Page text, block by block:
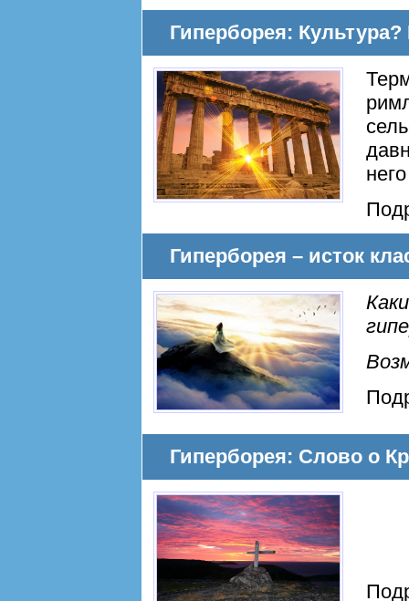
Гиперборея: Культура?
Гиперборея – исток
Гиперборея: Слово о